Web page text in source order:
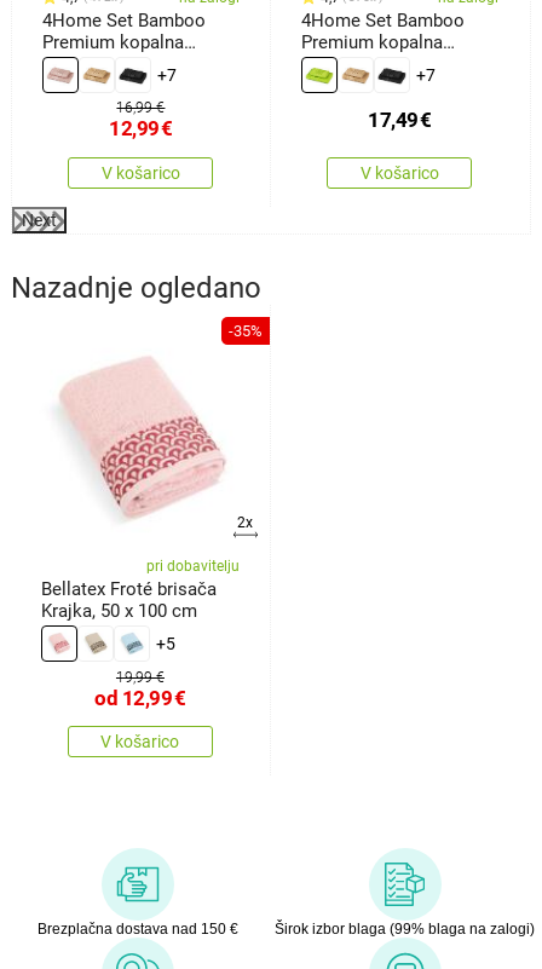
4Home Set Bamboo
Premium kopalna
brisača inbrisača roza,
70 x 140 cm, 50 x 100
+7
16,99 €
12,99€
V košarico
4Home Set Bamboo
Premium kopalna
brisača inbrisača
zelena, 70 x 140 cm, 50
x 100 cm
+7
17,49€
V košarico
Next
Nazadnje ogledano
-35%
2x
pri dobavitelju
Bellatex Froté brisača
Krajka, 50 x 100 cm
+5
19,99 €
od 12,99€
V košarico
Brezplačna dostava nad 150 € Širok izbor blaga (99% blaga na zalogi)